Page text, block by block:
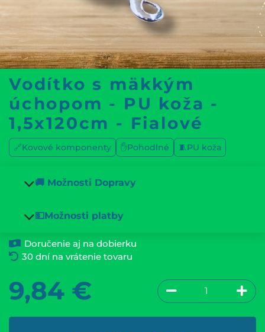
Vodítko s mäkkým
úchopom - PU koža -
1,5x120cm - Fialové
🔗Kovové komponenty ✋Pohodlné 🧵PU koža
🚚 Možnosti Dopravy
💵Možnosti platby
Doručenie aj na dobierku
30 dní na vrátenie tovaru
9,84 €